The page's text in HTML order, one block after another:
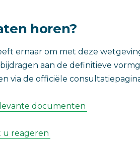
horen?
ernaar om met deze
aan de definitieve
via de officiële
documenten
u reageren